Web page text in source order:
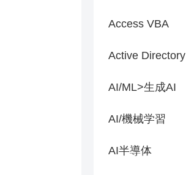
Access VBA
Active Directory
AI/ML>生成AI
AI/機械学習
AI半導体